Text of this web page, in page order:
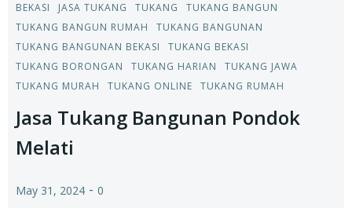
BEKASI JASA TUKANG TUKANG
TUKANG BANGUN
TUKANG BANGUN RUMAH
TUKANG BANGUNAN
TUKANG BANGUNAN BEKASI
TUKANG BEKASI
TUKANG BORONGAN
TUKANG HARIAN
TUKANG JAWA
TUKANG MURAH
TUKANG ONLINE TUKANG RUMAH
Jasa Tukang Bangunan Pondok
Melati
May 31, 2024 - 0